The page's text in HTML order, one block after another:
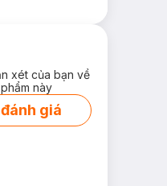
xét của bạn về
này
giá